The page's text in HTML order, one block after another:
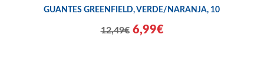
GUANTES GREENFIELD, VERDE/NARANJA, 10
12,49€ 6,99€